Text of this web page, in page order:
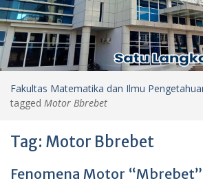
Fakultas Matematika dan Ilmu
tagged Motor Bbrebet
Tag: Motor Bbrebet
Fenomena Motor